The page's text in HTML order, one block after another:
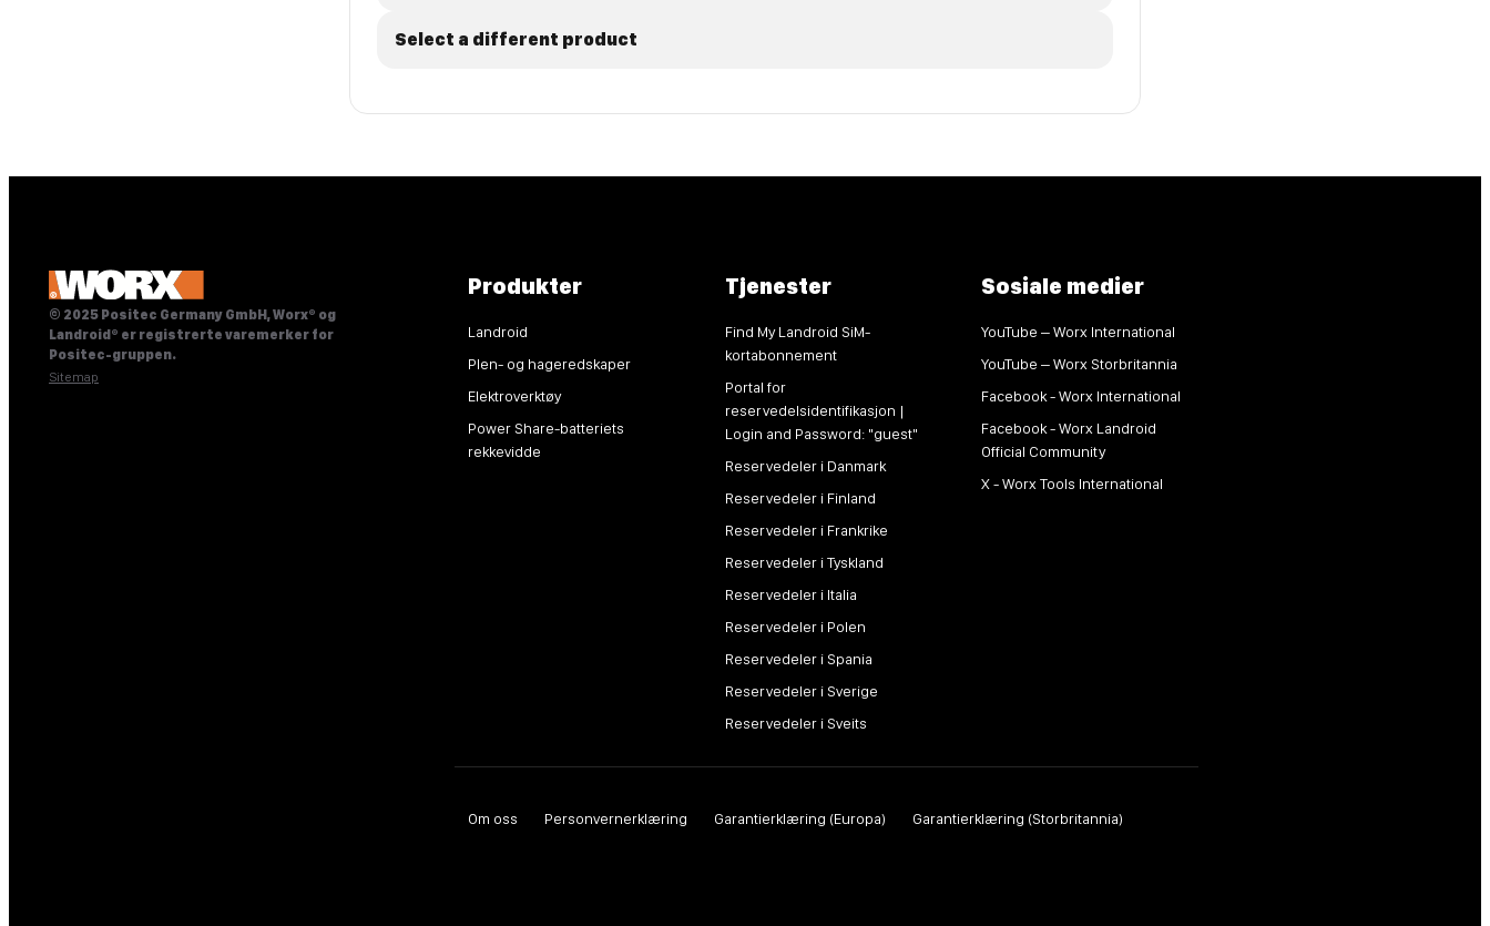
Select a different product
© 2025 Positec Germany GmbH, Worx® og
Landroid® er registrerte varemerker for
Positec-gruppen.
Sitemap
Produkter
Landroid
Plen- og hageredskaper
Elektroverktøy
Power Share-batteriets
rekkevidde
Tjenester
Find My Landroid SiM-
kortabonnement
Portal for
reservedelsidentifikasjon |
Login and Password: "guest"
Reservedeler i Danmark
Reservedeler i Finland
Reservedeler i Frankrike
Reservedeler i Tyskland
Reservedeler i Italia
Reservedeler i Polen
Reservedeler i Spania
Reservedeler i Sverige
Reservedeler i Sveits
Sosiale medier
YouTube – Worx International
YouTube – Worx Storbritannia
Facebook - Worx International
Facebook - Worx Landroid
Official Community
X - Worx Tools International
Om oss Personvernerklæring Garantierklæring (Europa) Garantierklæring (Storbritannia)